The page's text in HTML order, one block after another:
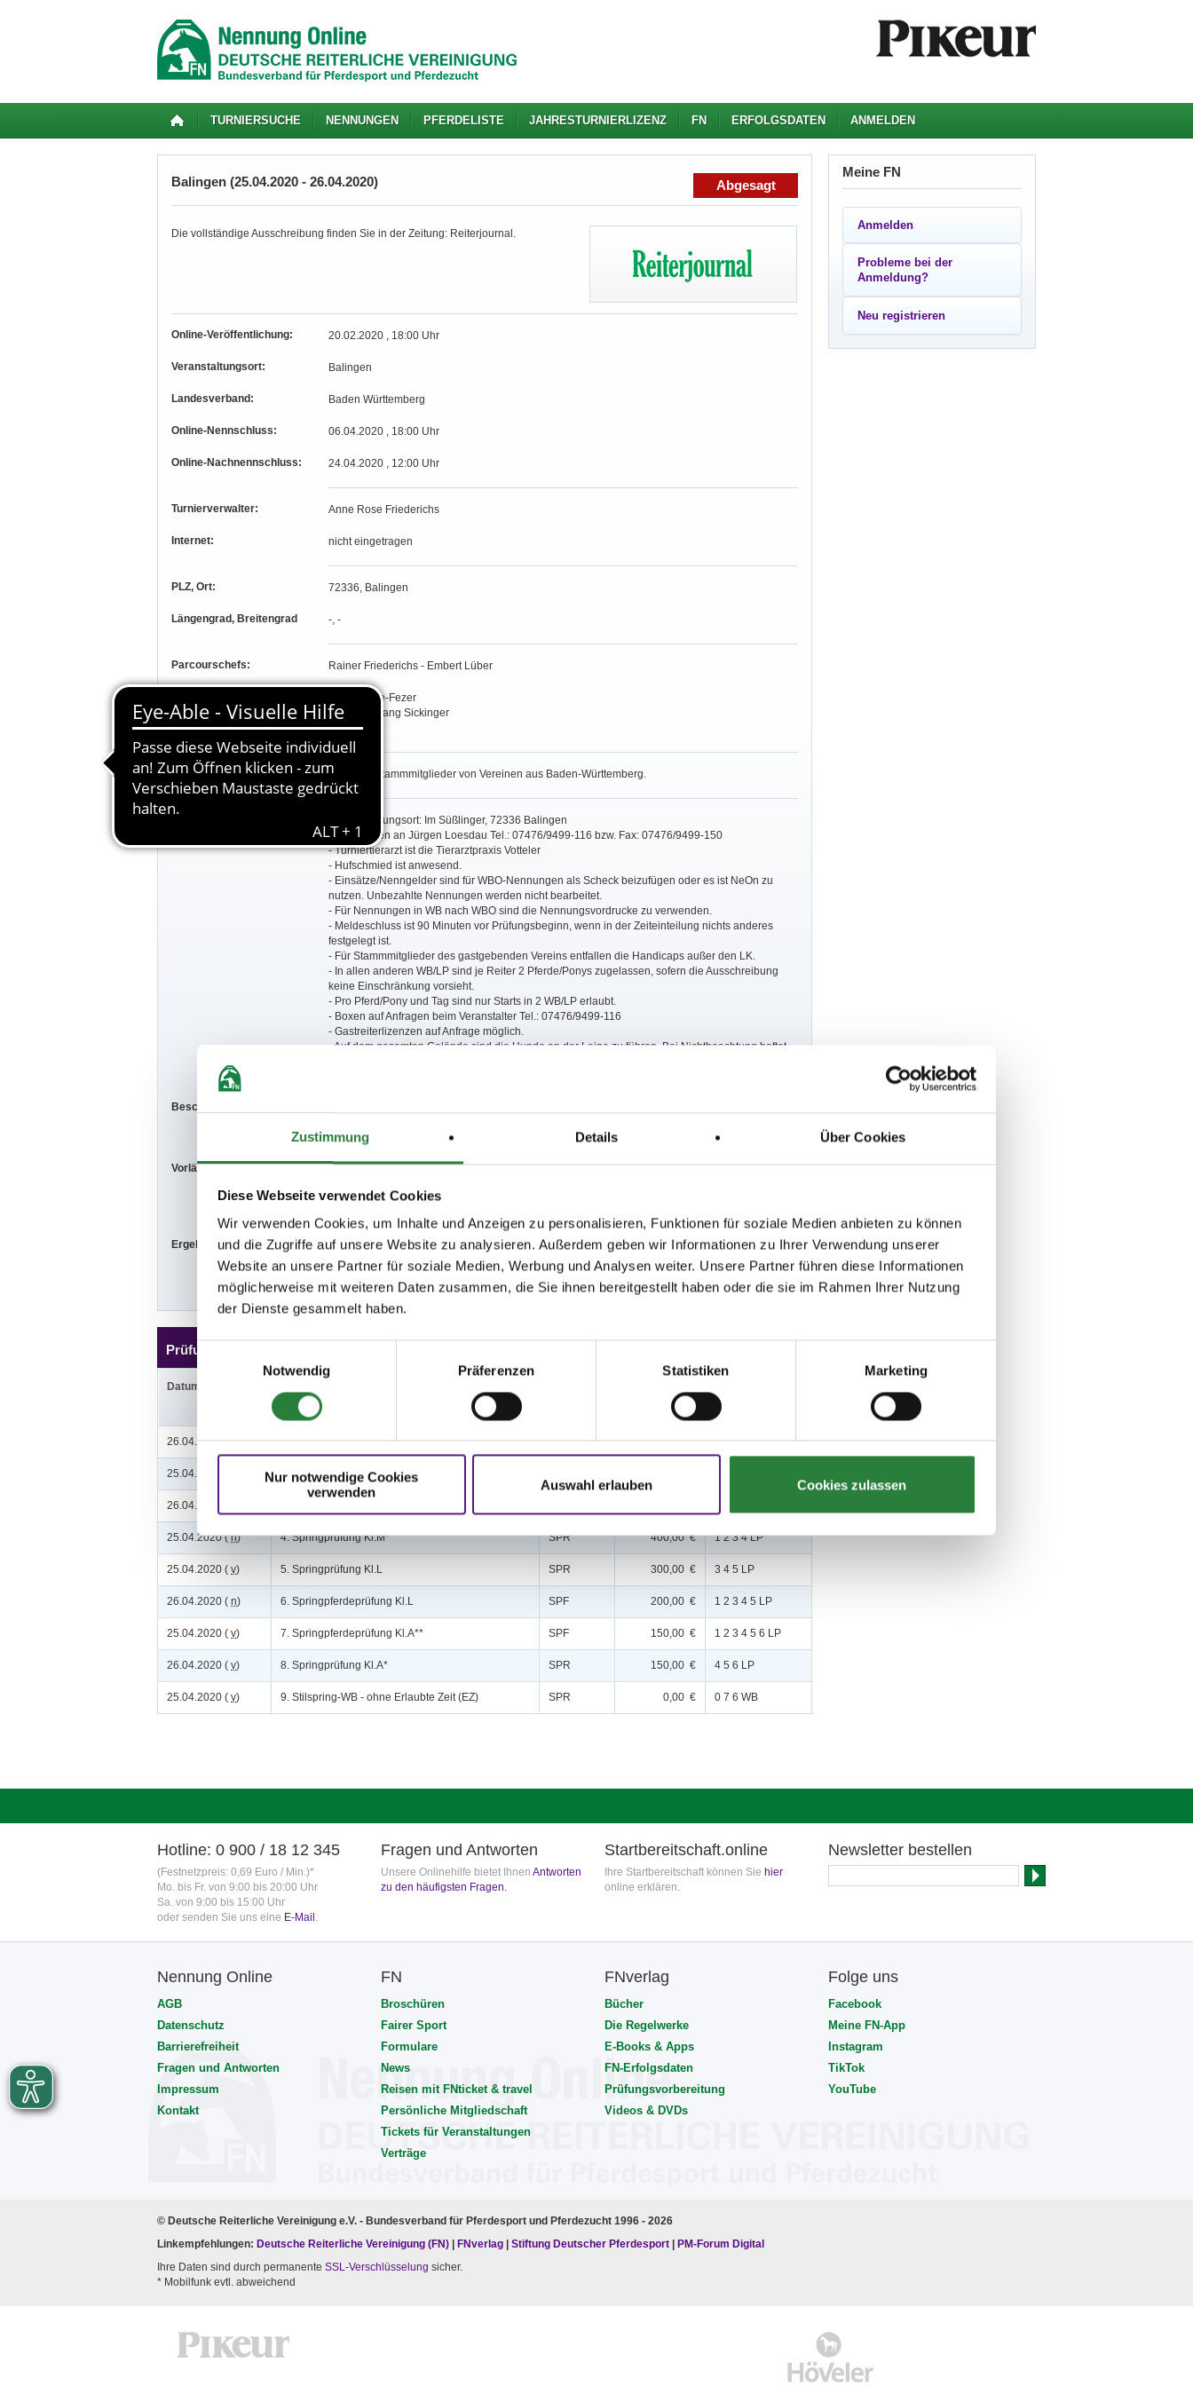
Zustimmung Details Über Cookies
Diese Webseite verwendet Cookies
Wir verwenden Cookies, um Inhalte und Anzeigen zu personalisieren, Funktionen für soziale Medien anbieten zu können
und die Zugriffe auf unsere Website zu analysieren. Außerdem geben wir Informationen zu Ihrer Verwendung unserer
Website an unsere Partner für soziale Medien, Werbung und Analysen weiter. Unsere Partner führen diese Informationen
möglicherweise mit weiteren Daten zusammen, die Sie ihnen bereitgestellt haben oder die sie im Rahmen Ihrer Nutzung
der Dienste gesammelt haben.
Einwilligungsauswahl
Notwendig
Präferenzen Statistiken Marketing
Nur notwendige Cookies
verwenden
Auswahl erlauben Cookies zulassen
TURNIERSUCHE NENNUNGEN PFERDELISTE JAHRESTURNIERLIZENZ FN ERFOLGSDATEN ANMELDEN
Balingen (25.04.2020 - 26.04.2020) Abgesagt
Die vollständige Ausschreibung finden Sie in der Zeitung: Reiterjournal.
Online-Veröffentlichung: 20.02.2020 , 18:00 Uhr
Veranstaltungsort: Balingen
Landesverband: Baden Württemberg
Online-Nennschluss: 06.04.2020 , 18:00 Uhr
Online-Nachnennschluss: 24.04.2020 , 12:00 Uhr
Turnierverwalter: Anne Rose Friederichs
Internet: nicht eingetragen
PLZ, Ort: 72336, Balingen
Längengrad, Breitengrad -, -
Parcourschefs: Rainer Friederichs - Embert Lüber
Ingrun Erbe-Fezer
Gerd Wolfgang Sickinger
Esther Todt
Teilnahmeberechtigung: Prfg. 1-9: Stammmitglieder von Vereinen aus Baden-Württemberg.
- Veranstaltungsort: Im Süßlinger, 72336 Balingen
- Rückfragen an Jürgen Loesdau Tel.: 07476/9499-116 bzw. Fax: 07476/9499-150
- Turniertierarzt ist die Tierarztpraxis Votteler
- Hufschmied ist anwesend.
- Einsätze/Nenngelder sind für WBO-Nennungen als Scheck beizufügen oder es ist NeOn zu
nutzen. Unbezahlte Nennungen werden nicht bearbeitet.
- Für Nennungen in WB nach WBO sind die Nennungsvordrucke zu verwenden.
- Meldeschluss ist 90 Minuten vor Prüfungsbeginn, wenn in der Zeiteinteilung nichts anderes
festgelegt ist.
- Für Stammmitglieder des gastgebenden Vereins entfallen die Handicaps außer den LK.
- In allen anderen WB/LP sind je Reiter 2 Pferde/Ponys zugelassen, sofern die Ausschreibung
keine Einschränkung vorsieht.
- Pro Pferd/Pony und Tag sind nur Starts in 2 WB/LP erlaubt.
- Boxen auf Anfragen beim Veranstalter Tel.: 07476/9499-116
- Gastreiterlizenzen auf Anfrage möglich.
- Auf dem gesamten Gelände sind die Hunde an der Leine zu führen. Bei Nichtbeachtung haftet
Beschaffenheit der Plätze:
Vorläufige Zeitenteilung:
Ergebnisse: Zu den Ergebnissen auf www.fn-erfolgsdaten.de
Prüfungen
Datum
26.04.2020 (n) 1. Springprfg.Kl.S m.St.* SPR 2.500,00 € 1 2 3 LP
25.04.2020 ( 2. Springprüfung Kl.S*
26.04.2020 (
25.04.2020 (n) 4. Springprüfung Kl.M* SPR 400,00 € 1 2 3 4 LP
25.04.2020 ( v) 5. Springprüfung Kl.L SPR 300,00 € 3 4 5 LP
26.04.2020 ( n) 6. Springpferdeprüfung Kl.L SPF 200,00 € 1 2 3 4 5 LP
25.04.2020 ( v) 7. Springpferdeprüfung Kl.A** SPF 150,00 € 1 2 3 4 5 6 LP
26.04.2020 ( v) 8. Springprüfung Kl.A* SPR 150,00 € 4 5 6 LP
25.04.2020 ( v) 9. Stilspring-WB - ohne Erlaubte Zeit (EZ) SPR 0,00 € 0 7 6 WB
Meine FN
Anmelden
Probleme bei der
Anmeldung?
Neu registrieren
Hotline: 0 900 / 18 12 345
(Festnetzpreis: 0,69 Euro / Min.)*
Mo. bis Fr. von 9:00 bis 20:00 Uhr
Sa. von 9:00 bis 15:00 Uhr
oder senden Sie uns eine E-Mail .
Fragen und Antworten
Unsere Onlinehilfe bietet Ihnen Antworten
zu den häufigsten Fragen.
Startbereitschaft.online
Ihre Startbereitschaft können Sie hier
online erklären.
Newsletter bestellen
Nennung Online
AGB
Datenschutz
Barrierefreiheit
Fragen und Antworten
Impressum
Kontakt
FN
Broschüren
Fairer Sport
Formulare
News
Reisen mit FNticket & travel
Persönliche Mitgliedschaft
Tickets für Veranstaltungen
Verträge
FNverlag
Bücher
Die Regelwerke
E-Books & Apps
FN-Erfolgsdaten
Prüfungsvorbereitung
Videos & DVDs
Folge uns
Facebook
Meine FN-App
Instagram
TikTok
YouTube
© Deutsche Reiterliche Vereinigung e.V. - Bundesverband für Pferdesport und Pferdezucht 1996 - 2026
Linkempfehlungen: Deutsche Reiterliche Vereinigung (FN) FNverlag Stiftung Deutscher Pferdesport
PM-Forum Digital
Ihre Daten sind durch permanente SSL-Verschlüsselung sicher.
* Mobilfunk evtl. abweichend